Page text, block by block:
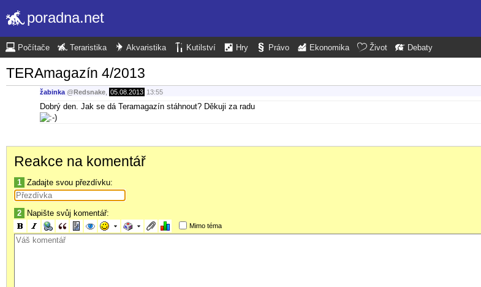
poradna.net
Počítače Teraristika Akvaristika Kutilství Hry Právo Ekonomika Život Debaty
TERAmagazín 4/2013
žabinka @Redsnake 05.08.2013 13:55
Dobrý den. Jak se dá Teramagazín stáhnout? Děkuji za radu
Reakce na komentář
1 Zadajte svou přezdívku:
2 Napište svůj komentář:
Mimo téma